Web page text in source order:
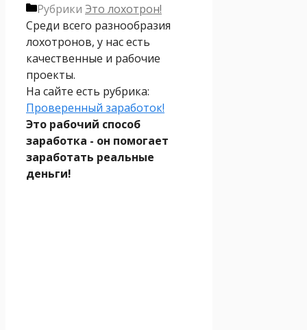
Рубрики Это лохотрон!
Среди всего разнообразия
лохотронов, у нас есть
качественные и рабочие
проекты.
На сайте есть рубрика:
Проверенный заработок!
Это рабочий способ
заработка - он помогает
заработать реальные
деньги!